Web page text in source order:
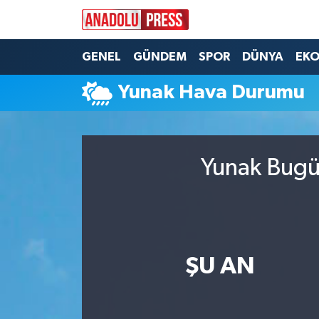
GENEL GÜNDEM SPOR DÜNYA
Yunak Hava Durumu
Yunak
ŞU AN
Nöbetçi Eczaneler
Hava Durumu